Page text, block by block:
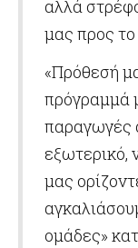
αλλά
μας προς το
«Πρόθεσή
πρόγραμμά
παραγωγές
εξωτερικό,
μας
ομάδες»